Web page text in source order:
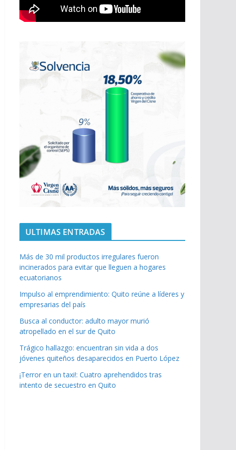
ULTIMAS ENTRADAS
Más de 30 mil productos irregulares fueron
incinerados para evitar que lleguen a hogares
ecuatorianos
Impulso al emprendimiento: Quito reúne a líderes y
empresarias del país
Busca al conductor: adulto mayor murió
atropellado en el sur de Quito
Trágico hallazgo: encuentran sin vida a dos
jóvenes quiteños desaparecidos en Puerto López
¡Terror en un taxi!: Cuatro aprehendidos tras
intento de secuestro en Quito